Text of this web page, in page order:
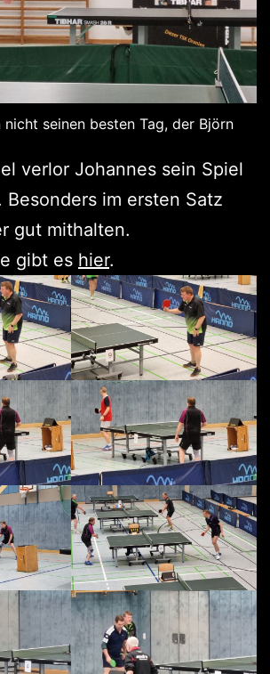
seinen besten Tag, der Björn
verlor Johannes sein Spiel
Besonders im ersten Satz
gut mithalten.
gibt es hier.